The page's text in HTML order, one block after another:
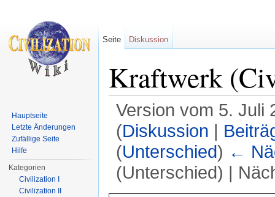
Kraftwerk
Version vom 5. Juli
(Diskussion |
(Unterschied) ←
(Unterschied) |
Seite Diskussion
Hauptseite
Letzte Änderungen
Zufällige Seite
Hilfe
Kategorien
Civilization I
Civilization II